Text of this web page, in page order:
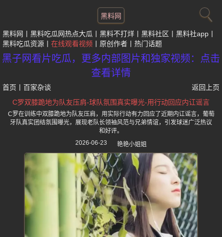
黑料网
黑料网 黑料吃瓜网热点大瓜 黑料不打烊 黑料社区
黑料社app
黑料吃瓜资源
在线观看视频 原创作者 热门话题
黑子网看片吃瓜，更多内部图片和独家视频：点击
查看详情
首页 百家杂谈
返回上页
C罗双膝跪地为队友压肩-球队氛围真实曝光-用行动回应内讧谣言
C罗在训练中双膝跪地为队友压肩，用实际行动有力回应了近期内讧谣言，葡萄
牙队真实团结氛围曝光，展现老队长领袖风范与兄弟情谊，引发球迷广泛热议
和好评。
2026-06-23
艳艳小姐姐